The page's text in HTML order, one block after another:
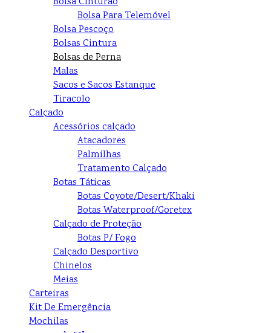
Bolsa Para Telemóvel
Bolsa Pescoço
Bolsas Cintura
Bolsas de Perna
Malas
Sacos e Sacos Estanque
Tiracolo
Calçado
Acessórios calçado
Atacadores
Palmilhas
Tratamento Calçado
Botas Táticas
Botas Coyote/Desert/Khaki
Botas Waterproof/Goretex
Calçado de Proteção
Botas P/ Fogo
Calçado Desportivo
Chinelos
Meias
Carteiras
Kit De Emergência
Mochilas